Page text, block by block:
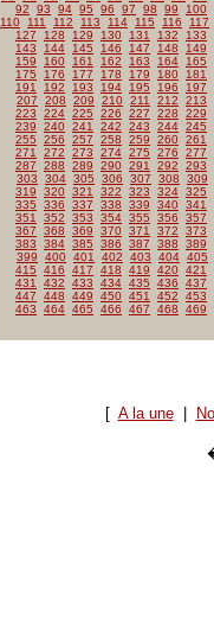
92
93 94 95 96 97 98 99
100
110
111 112 113 114 115 116
117
127
128 129 130 131 132
133
143
144 145 146 147 148
149
159
160 161 162 163 164
165
175
176 177 178 179 180
181
191
192 193 194 195 196
197
207
208 209 210 211 212
213
223
224 225 226 227 228
229
239
240 241 242 243 244 245
255
256 257 258 259 260 261
271
272 273 274 275 276
277
287
288 289 290 291 292
293
303
304 305 306 307 308
309
319
320 321 322 323 324 325
335
336 337 338 339 340 341
351
352 353 354 355 356
357
367
368 369 370 371 372
373
383
384 385 386 387 388
389
399
400 401 402 403 404 405
415
416 417 418 419 420 421
431
432 433 434 435 436
437
447
448 449 450 451 452
453
463
464 465 466 467 468 469
[ A la une|